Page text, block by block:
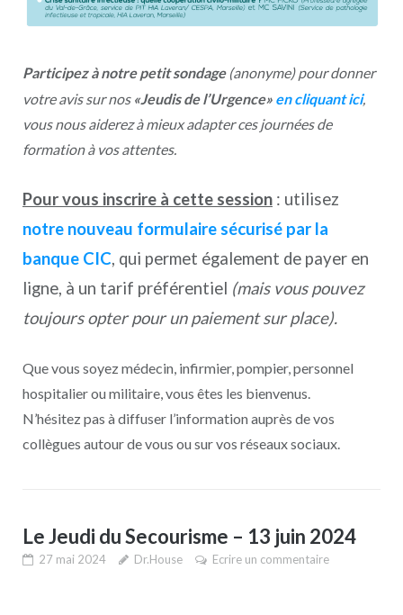
Participez à notre petit sondage(anonyme) pour donner
votre avis sur nos «Jeudis de l’Urgence» en cliquant ici,
vous nous aiderez à mieux adapter ces journées de
formation à vos attentes.
Pour vous inscrire à cette session: utilisez
notre nouveau formulaire sécurisé par la
banque CIC, qui permet également de payer en
ligne, à un tarif préférentiel (mais vous pouvez
toujours opter pour un paiement sur place).
Que vous soyez médecin, infirmier, pompier, personnel
hospitalier ou militaire, vous êtes les bienvenus.
N’hésitez pas à diffuser l’information auprès de vos
collègues autour de vous ou sur vos réseaux sociaux.
Le Jeudi du Secourisme – 13 juin 2024
27 mai 2024 Dr.House Ecrire un commentaire